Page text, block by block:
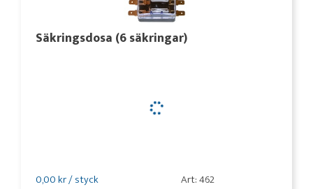
Säkringsdosa (6 säkringar)
0,00 kr / styck Art: 462